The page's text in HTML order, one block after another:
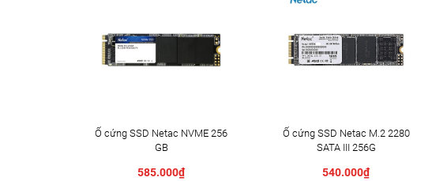
Ổ cứng SSD Netac NVME 256
GB
585.000₫
Ổ cứng SSD Netac M.2 2280
SATA III 256G
540.000₫